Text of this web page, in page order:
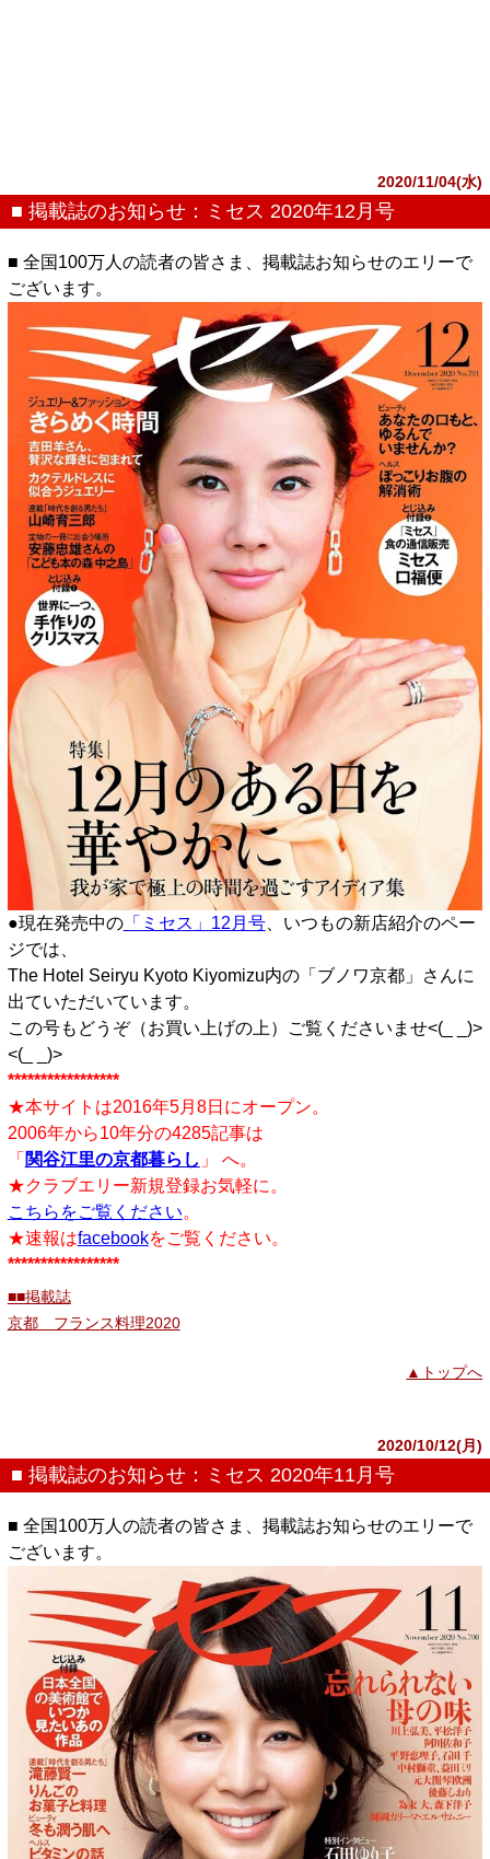
2020/11/04(水)
■ 掲載誌のお知らせ：ミセス 2020年12月号
■ 全国100万人の読者の皆さま、掲載誌お知らせのエリーで
ございます。
●現在発売中の「ミセス」12月号、いつもの新店紹介のペー
ジでは、
The Hotel Seiryu Kyoto Kiyomizu内の「ブノワ京都」さんに
出ていただいています。
この号もどうぞ（お買い上げの上）ご覧くださいませ<(_ _)>
<(_ _)>
*****************
★本サイトは2016年5月8日にオープン。
2006年から10年分の4285記事は
「 関谷江里の京都暮らし 」 へ。
★クラブエリー新規登録お気軽に。
こちらをご覧ください。
★速報はfacebookをご覧ください。
*****************
■■掲載誌
京都 フランス料理2020
▲トップへ
2020/10/12(月)
■ 掲載誌のお知らせ：ミセス 2020年11月号
■ 全国100万人の読者の皆さま、掲載誌お知らせのエリーで
ございます。